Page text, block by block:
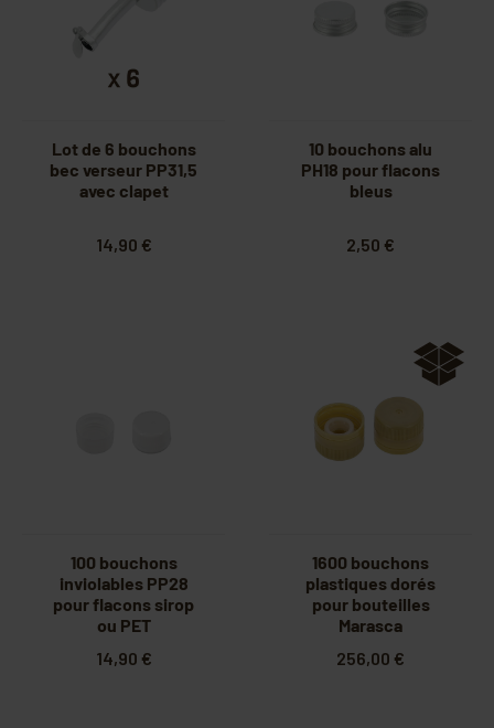
Lot de 6 bouchons
bec verseur PP31,5
avec clapet
14,90 €
10 bouchons alu
PH18 pour flacons
bleus
2,50 €
100 bouchons
inviolables PP28
pour flacons sirop
ou PET
14,90 €
1600 bouchons
plastiques dorés
pour bouteilles
Marasca
256,00 €